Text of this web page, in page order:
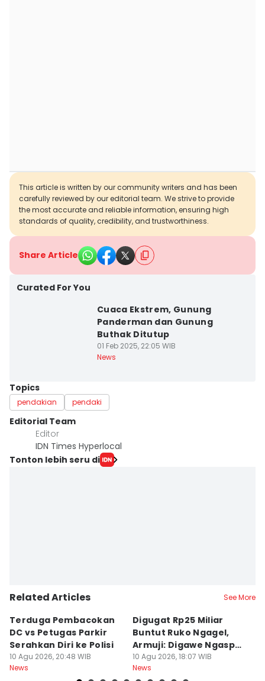
This article is written by our community writers and has been
carefully reviewed by our editorial team. We strive to provide
the most accurate and reliable information, ensuring high
standards of quality, credibility, and trustworthiness.
Share Article
Curated For You
Cuaca Ekstrem, Gunung
Panderman dan Gunung
Buthak Ditutup
01 Feb 2025, 22:05 WIB
News
Topics
pendakian pendaki
Editorial Team
Editor
IDN Times Hyperlocal
Tonton lebih seru di
Related Articles See More
Terduga Pembacokan
DC vs Petugas Parkir
Serahkan Diri ke Polisi
10 Agu 2026, 20:48 WIB
News
Digugat Rp25 Miliar
Buntut Ruko Ngagel,
Armuji: Digawe Ngaspal
Ae Poo
10 Agu 2026, 18:07 WIB
News